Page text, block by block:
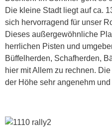
Die kleine Stadt liegt auf ca.
sich hervorragend für unser
Dieses außergewöhnliche
herrlichen Pisten und
Büffelherden, Schafherden,
hier mit Allem zu rechnen.
der Höhe sehr angenehm